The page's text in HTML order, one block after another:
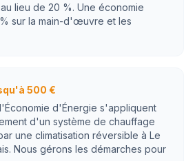
lieu de 20 %. Une économie
sur la main-d'œuvre et les
500 €
d'Énergie s'appliquent
d'un système de chauffage
une climatisation réversible à Le
Nous gérons les démarches pour